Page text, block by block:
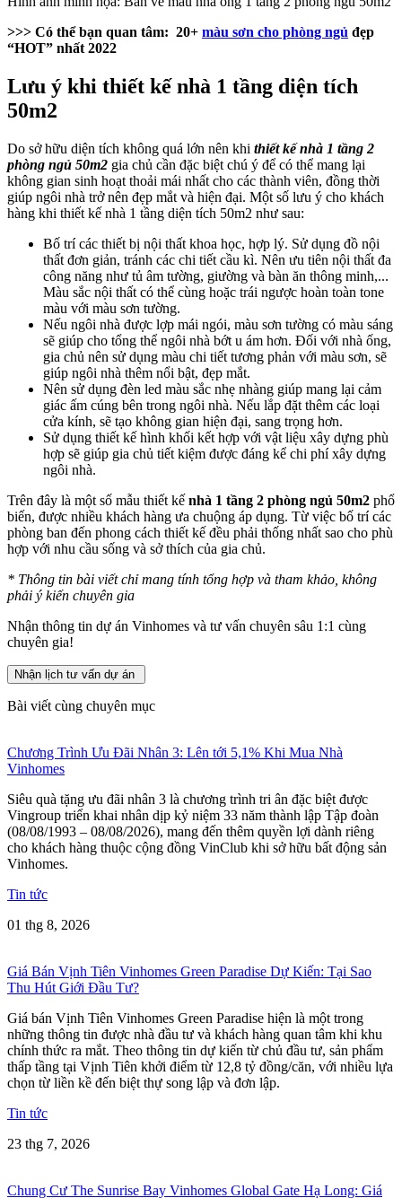
>>> Có thể bạn quan tâm: 20+ màu sơn cho phòng ngủ đẹp
“HOT” nhất 2022
Lưu ý khi thiết kế nhà 1 tầng diện tích
50m2
Do sở hữu diện tích không quá lớn nên khi thiết kế nhà 1 tầng 2
phòng ngủ 50m2 gia chủ cần đặc biệt chú ý để có thể mang lại
không gian sinh hoạt thoải mái nhất cho các thành viên, đồng thời
giúp ngôi nhà trở nên đẹp mắt và hiện đại. Một số lưu ý cho khách
hàng khi thiết kế nhà 1 tầng diện tích 50m2 như sau:
Bố trí các thiết bị nội thất khoa học, hợp lý. Sử dụng đồ nội
thất đơn giản, tránh các chi tiết cầu kì. Nên ưu tiên nội thất đa
công năng như tủ âm tường, giường và bàn ăn thông minh,...
Màu sắc nội thất có thể cùng hoặc trái ngược hoàn toàn tone
màu với màu sơn tường.
Nếu ngôi nhà được lợp mái ngói, màu sơn tường có màu sáng
sẽ giúp cho tổng thể ngôi nhà bớt u ám hơn. Đối với nhà ống,
gia chủ nên sử dụng màu chi tiết tương phản với màu sơn, sẽ
giúp ngôi nhà thêm nổi bật, đẹp mắt.
Nên sử dụng đèn led màu sắc nhẹ nhàng giúp mang lại cảm
giác ấm cúng bên trong ngôi nhà. Nếu lắp đặt thêm các loại
cửa kính, sẽ tạo không gian hiện đại, sang trọng hơn.
Sử dụng thiết kế hình khối kết hợp với vật liệu xây dựng phù
hợp sẽ giúp gia chủ tiết kiệm được đáng kể chi phí xây dựng
ngôi nhà.
Trên đây là một số mẫu thiết kế nhà 1 tầng 2 phòng ngủ 50m2 phổ
biến, được nhiều khách hàng ưa chuộng áp dụng. Từ việc bố trí các
phòng ban đến phong cách thiết kế đều phải thống nhất sao cho phù
hợp với nhu cầu sống và sở thích của gia chủ.
* Thông tin bài viết chỉ mang tính tổng hợp và tham khảo, không
phải ý kiến chuyên gia
Nhận thông tin dự án Vinhomes và tư vấn chuyên sâu 1:1 cùng
chuyên gia!
Nhận lịch tư vấn dự án
Bài viết cùng chuyên mục
Chương Trình Ưu Đãi Nhân 3: Lên tới 5,1% Khi Mua Nhà
Vinhomes
Siêu quà tặng ưu đãi nhân 3 là chương trình tri ân đặc biệt được
Vingroup triển khai nhân dịp kỷ niệm 33 năm thành lập Tập đoàn
(08/08/1993 – 08/08/2026), mang đến thêm quyền lợi dành riêng
cho khách hàng thuộc cộng đồng VinClub khi sở hữu bất động sản
Vinhomes.
Tin tức
01 thg 8, 2026
Giá Bán Vịnh Tiên Vinhomes Green Paradise Dự Kiến: Tại Sao
Thu Hút Giới Đầu Tư?
Giá bán Vịnh Tiên Vinhomes Green Paradise hiện là một trong
những thông tin được nhà đầu tư và khách hàng quan tâm khi khu
chính thức ra mắt. Theo thông tin dự kiến từ chủ đầu tư, sản phẩm
thấp tầng tại Vịnh Tiên khởi điểm từ 12,8 tỷ đồng/căn, với nhiều lựa
chọn từ liền kề đến biệt thự song lập và đơn lập.
Tin tức
23 thg 7, 2026
Chung Cư The Sunrise Bay Vinhomes Global Gate Hạ Long: Giá